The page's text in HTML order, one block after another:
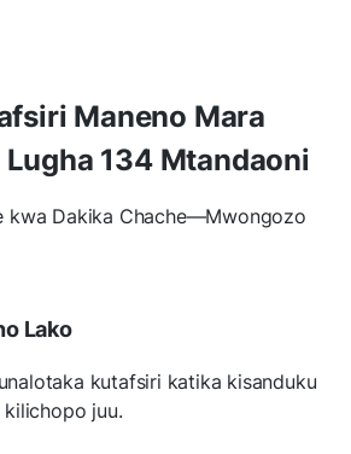
Maneno Mara
134 Mtandaoni
kwa Dakika Chache—Mwongozo
Lako
kutafsiri katika kisanduku
juu.